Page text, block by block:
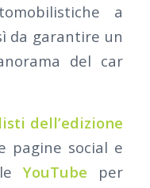
a
da garantire un
del car
dell’edizione
pagine social e
YouTube per